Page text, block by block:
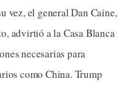
vez, el general Dan Caine,
advirtió a la Casa Blanca
necesarias para
como China. Trump